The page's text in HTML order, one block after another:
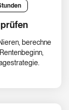
berechne